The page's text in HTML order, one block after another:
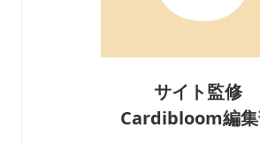
サイト監修
Cardibloom編